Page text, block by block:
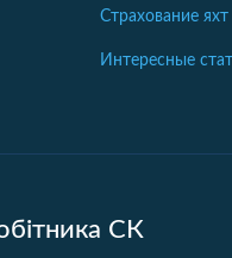
Страхование
Интересные
СК